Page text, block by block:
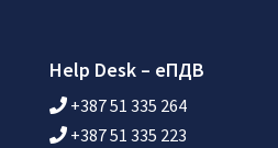
Help Desk – еПДВ
+387 51 335 264
+387 51 335 223